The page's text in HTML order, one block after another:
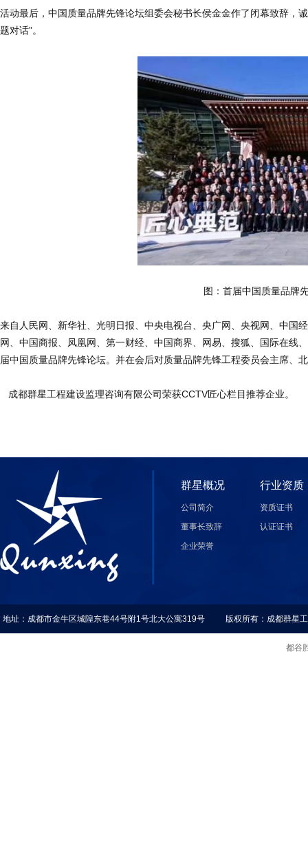
活动最后，中国质量品牌先锋论坛组委会秘书长侯金金作了闭幕致辞，
题对话”。
图：首届中国质量品牌
来自人民网、新华社、光明日报、中央电视台、央广网、央视网、中国
网、中国商报、凤凰网、第一财经、中国商界、网易、搜狐、国际在线
届中国质量品牌先锋论坛。并在会后对质量品牌先锋工程委员会主席、
成都群星工程建设监理咨询有限公司荣获CCTV匠心栏目推荐企业。
群星概况
公司简介
董事长致辞
企业荣誉
行业资质
资质证书
认证证书
地址：成都市金牛区城隍东巷44号附1号北大公寓319号 版权所有：成都群星
都谷